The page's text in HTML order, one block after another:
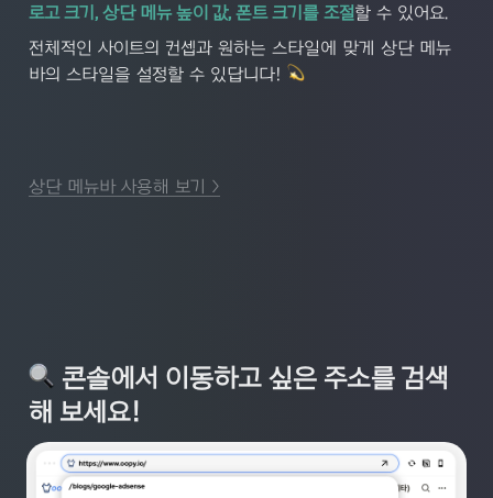
로고 크기, 상단 메뉴 높이 값, 폰트 크기를 조절할 수 있어요.
전체적인 사이트의 컨셉과 원하는 스타일에 맞게 상단 메뉴
바의 스타일을 설정할 수 있답니다!
상단 메뉴바 사용해 보기 >
콘솔에서 이동하고 싶은 주소를 검색
해 보세요!